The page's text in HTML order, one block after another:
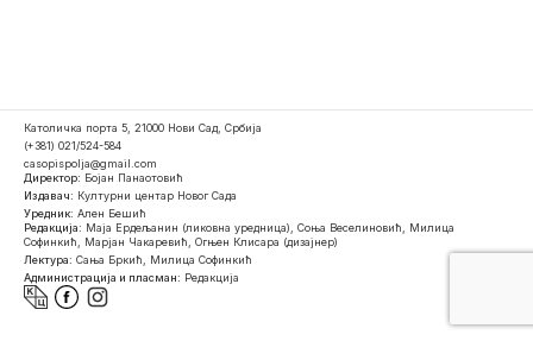
Католичка порта 5, 21000 Нови Сад, Србија
(+381) 021/524-584
casopispolja@gmail.com
Директор: Бојан Панаотовић
Издавач: Културни центар Новог Сада
Уредник: Ален Бешић
Редакција: Маја Ердељанин (ликовна уредница), Соња Веселиновић, Милица
Софинкић, Марјан Чакаревић, Огњен Клисара (дизајнер)
Лектура: Сања Бркић, Милица Софинкић
Администрација и пласман: Редакција